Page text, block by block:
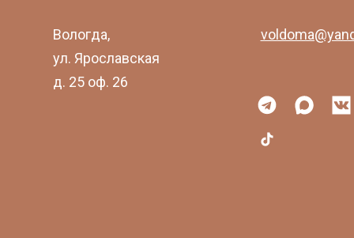
Вологда,
ул. Ярославская
д. 25 оф. 26